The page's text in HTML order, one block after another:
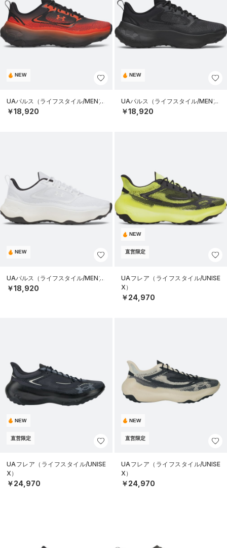
NEW
UAパルス（ライフスタイル/MEN）
￥18,920
NEW
UAパルス（ライフスタイル/MEN）
￥18,920
NEW
UAパルス（ライフスタイル/MEN）
￥18,920
NEW
直営限定
UAフレア（ライフスタイル/UNISE
X）
￥24,970
NEW
直営限定
UAフレア（ライフスタイル/UNISE
X）
￥24,970
NEW
直営限定
UAフレア（ライフスタイル/UNISE
X）
￥24,970